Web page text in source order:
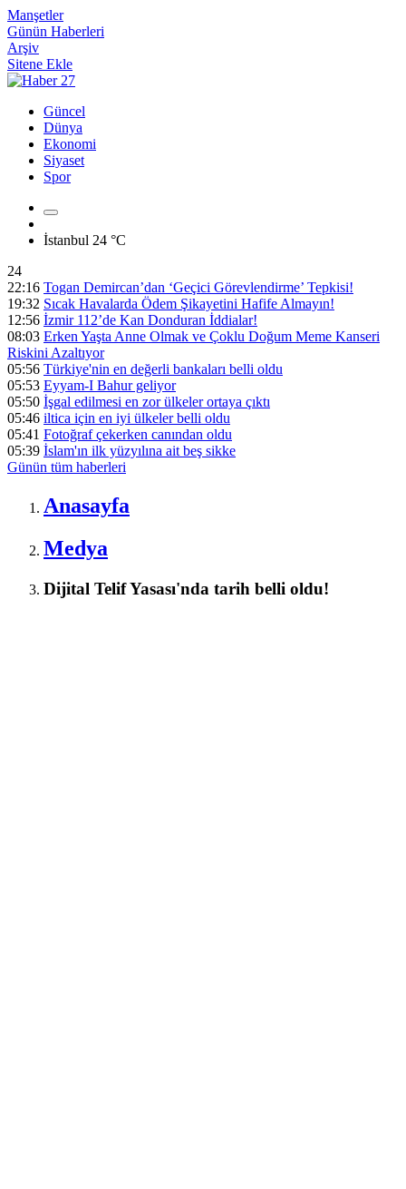
Manşetler
Günün Haberleri
Arşiv
Sitene Ekle
Güncel
Dünya
Ekonomi
Siyaset
Spor
İstanbul 24 °C
24
22:16 Togan Demircan’dan ‘Geçici Görevlendirme’ Tepkisi!
19:32 Sıcak Havalarda Ödem Şikayetini Hafife Almayın!
12:56 İzmir 112’de Kan Donduran İddialar!
08:03 Erken Yaşta Anne Olmak ve Çoklu Doğum Meme Kanseri
Riskini Azaltıyor
05:56 Türkiye'nin en değerli bankaları belli oldu
05:53 Eyyam-I Bahur geliyor
05:50 İşgal edilmesi en zor ülkeler ortaya çıktı
05:46 iltica için en iyi ülkeler belli oldu
05:41 Fotoğraf çekerken canından oldu
05:39 İslam'ın ilk yüzyılına ait beş sikke
Günün tüm haberleri
Anasayfa
Medya
Dijital Telif Yasası'nda tarih belli oldu!